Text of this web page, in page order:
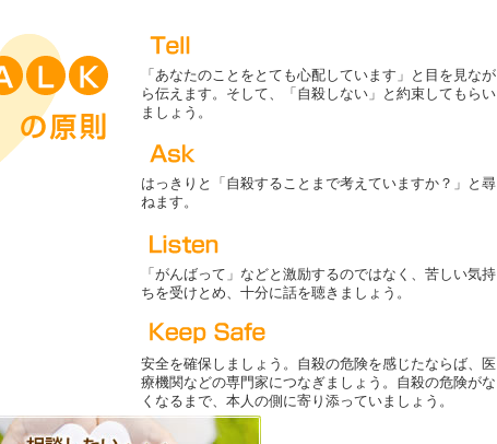
「あなたのことをとても心配しています」と目を見なが
ら伝えます。そして、「自殺しない」と約束してもらい
ましょう。
はっきりと「自殺することまで考えていますか？」と尋
ねます。
「がんばって」などと激励するのではなく、苦しい気持
ちを受けとめ、十分に話を聴きましょう。
安全を確保しましょう。自殺の危険を感じたならば、医
療機関などの専門家につなぎましょう。自殺の危険がな
くなるまで、本人の側に寄り添っていましょう。